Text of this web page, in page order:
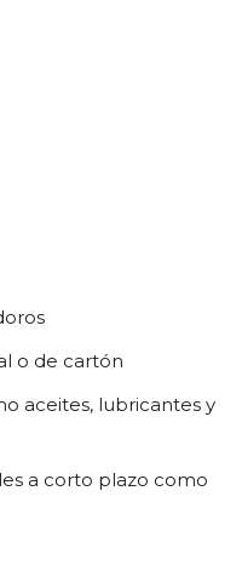
o de cartón
aceites, lubricantes y
a corto plazo como